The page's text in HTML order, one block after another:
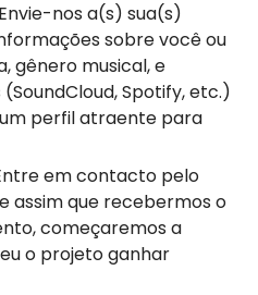
nos a(s) sua(s)
sobre você ou
gênero musical, e
Spotify, etc.)
perfil atraente para
em contacto pelo
assim que recebermos o
começaremos a
o projeto ganhar